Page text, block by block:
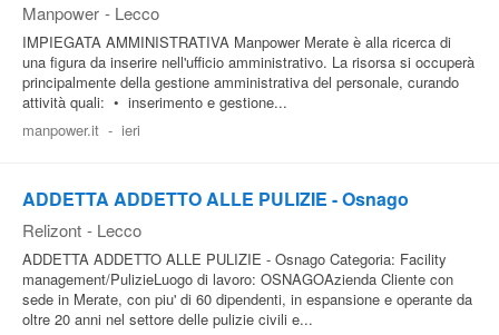
Manpower - Lecco
IMPIEGATA AMMINISTRATIVA Manpower Merate è alla ricerca di
una figura da inserire nell'ufficio amministrativo. La risorsa si occuperà
principalmente della gestione amministrativa del personale, curando
attività quali: • inserimento e gestione...
manpower.it - ieri
ADDETTA ADDETTO ALLE PULIZIE - Osnago
Relizont - Lecco
ADDETTA ADDETTO ALLE PULIZIE - Osnago Categoria: Facility
management/PulizieLuogo di lavoro: OSNAGOAzienda Cliente con
sede in Merate, con piu' di 60 dipendenti, in espansione e operante da
oltre 20 anni nel settore delle pulizie civili e...